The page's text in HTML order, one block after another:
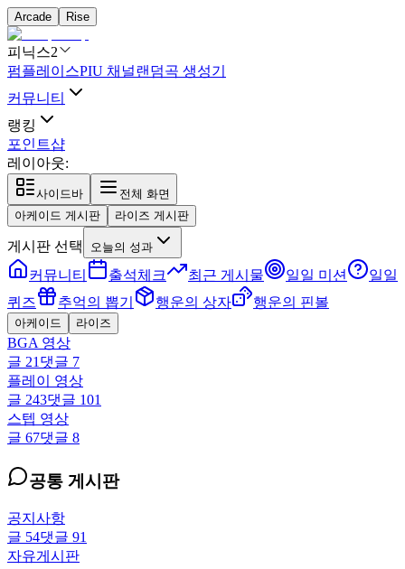
Arcade Rise
피닉스2
펌플레이스PIU 채널랜덤곡 생성기
커뮤니티
랭킹
포인트샵
레이아웃:
사이드바
전체 화면
아케이드 게시판
라이즈 게시판
게시판 선택 오늘의 성과
커뮤니티 출석체크 최근 게시물 일일 미션
일일
퀴즈
추억의 뽑기 행운의 상자 행운의 핀볼
아케이드 라이즈
BGA 영상
글 21 댓글 7
플레이 영상
글 243댓글 101
스텝 영상
글 67댓글 8
공통 게시판
공지사항
글 54댓글 91
자유게시판